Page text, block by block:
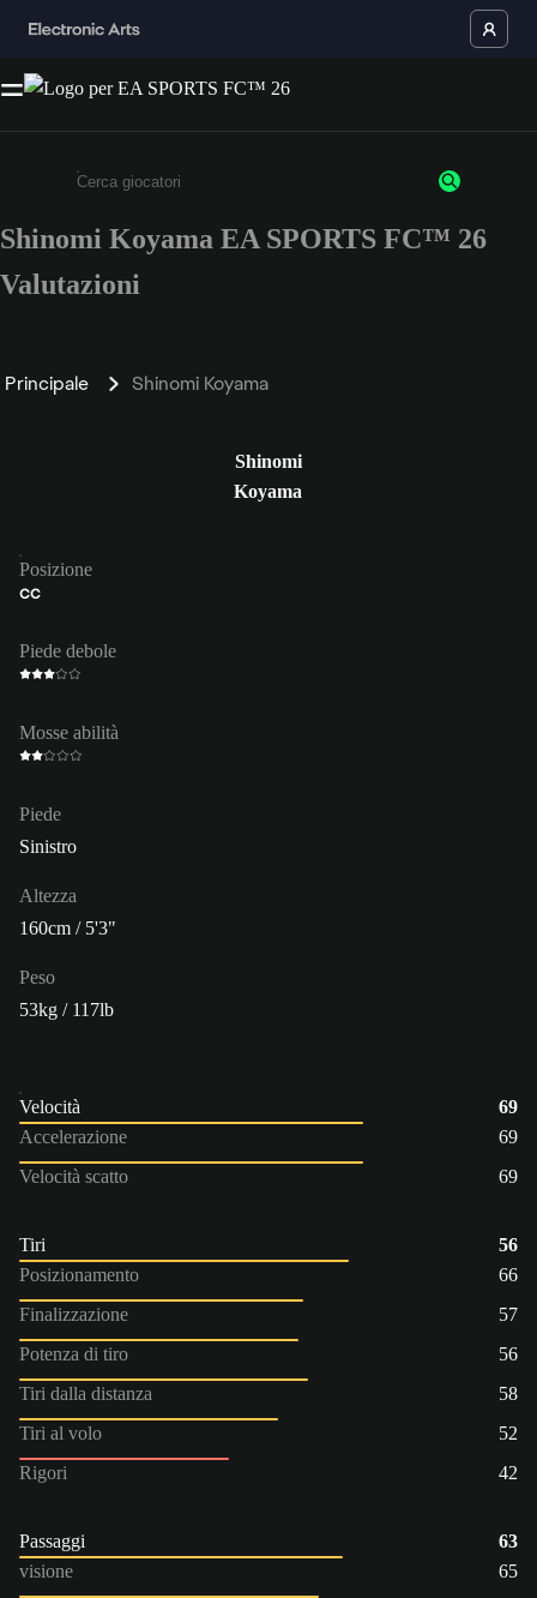
Inserisci un minimo di 3 caratteri o numeri.
Shinomi Koyama EA SPORTS FC™ 26
Valutazioni
Principale Shinomi Koyama
Shinomi
Koyama
Posizione
CC
Piede debole
Mosse abilità
Piede
Sinistro
Altezza
160cm / 5'3"
Peso
53kg / 117lb
Velocità
69
Accelerazione
69
Velocità scatto
69
Tiri
56
Posizionamento
66
Finalizzazione
57
Potenza di tiro
56
Tiri dalla distanza
58
Tiri al volo
52
Rigori
42
Passaggi
63
visione
65